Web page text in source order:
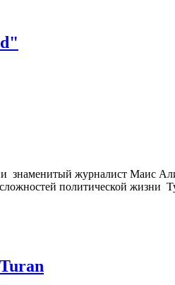
знаменитый журналист Маис
политической жизни